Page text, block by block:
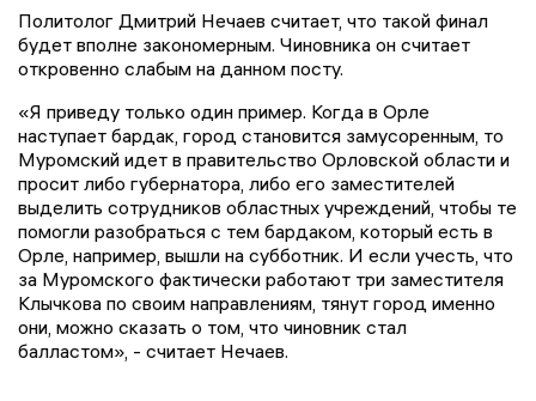
Политолог Дмитрий Нечаев считает, что такой финал
будет вполне закономерным. Чиновника он считает
откровенно слабым на данном посту.
«Я приведу только один пример. Когда в Орле
наступает бардак, город становится замусоренным, то
Муромский идет в правительство Орловской области и
просит либо губернатора, либо его заместителей
выделить сотрудников областных учреждений, чтобы те
помогли разобраться с тем бардаком, который есть в
Орле, например, вышли на субботник. И если учесть, что
за Муромского фактически работают три заместителя
Клычкова по своим направлениям, тянут город именно
они, можно сказать о том, что чиновник стал
балластом», - считает Нечаев.